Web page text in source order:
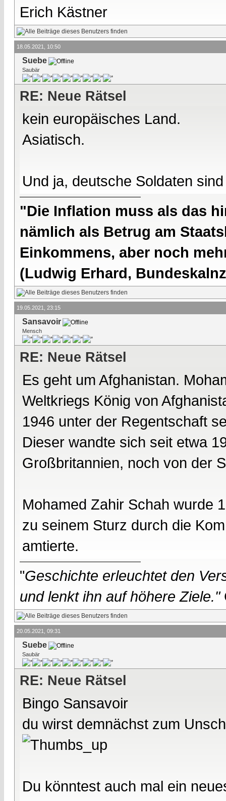
Erich Kästner
18.05.2021, 10:50
Suebe
Saubär
RE: Neue Rätsel
kein europäisches Land.
Asiatisch.
Und ja, deutsche Soldaten
"Die Inflation muss als das
nämlich als Betrug am
Einkommens, aber noch
(Ludwig Erhard,
19.05.2021, 23:15
Sansavoir
Mensch
RE: Neue Rätsel
Es geht um Afghanistan.
Weltkriegs König von
1946 unter der Regentschaft
Dieser wandte sich seit etwa
Großbritannien, noch von der
Mohamed Zahir Schah wurde
zu seinem Sturz durch die
amtierte.
"Geschichte erleuchtet den
und lenkt ihn auf höhere Ziele."
20.05.2021, 09:31
Suebe
Saubär
RE: Neue Rätsel
Bingo Sansavoir
du wirst demnächst zum
Du könntest auch mal ein